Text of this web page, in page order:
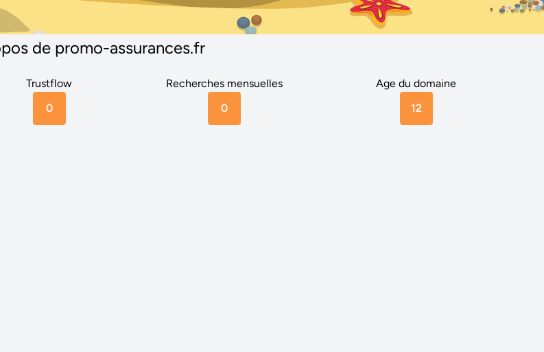
de promo-assurances.fr
Trustflow
0
Recherches mensuelles
0
Age du domaine
12